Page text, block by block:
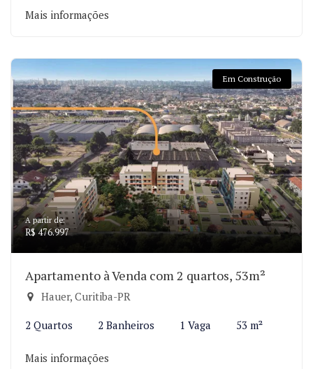
Mais informações
Em Construção
A partir de:
R$ 476.997
Apartamento à Venda com 2 quartos, 53m²
Hauer, Curitiba-PR
2 Quartos 2 Banheiros 1 Vaga 53 m²
Mais informações